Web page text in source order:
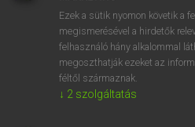
BELÉPÉS
Ezek a sütik nyomon követik a
megismerésével a hirdetők
felhasználó hány alkalommal
megoszthatják ezeket az
féltől származnak.
↓ 2 szolgáltatás